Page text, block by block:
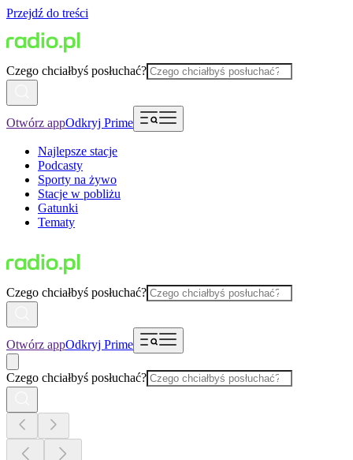
Przejdź do treści
Czego chciałbyś posłuchać?
Otwórz appOdkryj Prime
Najlepsze stacje
Podcasty
Sporty na żywo
Stacje w pobliżu
Gatunki
Tematy
Czego chciałbyś posłuchać?
Otwórz appOdkryj Prime
Czego chciałbyś posłuchać?